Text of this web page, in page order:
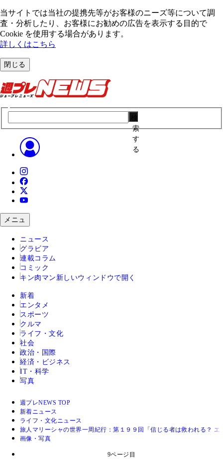
当サイトでは当社の提携先等がお客様のニーズ等について調
査・分析したり、お客様にお勧めの広告を表⽰する⽬的で
Cookie を使⽤する場合があります。
詳しくはこちら
閉じる
索
す
る
メニュ
ニュース
グラビア
連載コラム
コミック
キン肉マン 新しいウィンドウで開く
新着
エンタメ
スポーツ
クルマ
ライフ・文化
社会
政治・国際
経済・ビジネス
IT・科学
写真
週プレNEWS TOP
新着ニュース
ライフ・文化ニュース
旅人マリーシャの世界一周紀行：第１９９回「信じる者は救われる？
画像・写真
9ページ目